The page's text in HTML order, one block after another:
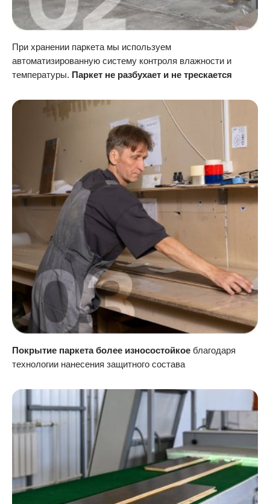
При хранении паркета мы используем
автоматизированную систему контроля влажности и
температуры. Паркет не разбухает и не трескается
Покрытие паркета более износостойкое благодаря
технологии нанесения защитного состава